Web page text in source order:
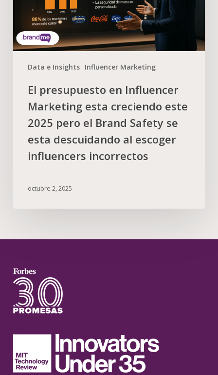
Data e Insights Influencer Marketing
El presupuesto en Influencer
Marketing esta creciendo este
2025 pero el Brand Safety se
esta descuidando al escoger
influencers incorrectos
octubre 2, 2025